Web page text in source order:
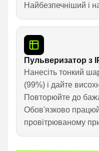
Найбезпечніший і
Пульверизатор з
Нанесіть тонкий
(99%) і дайте
Повторюйте до
Обов'язково
провітрюваному